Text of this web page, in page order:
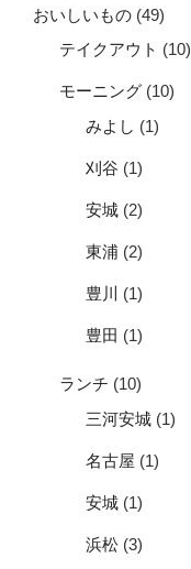
おいしいもの (49)
テイクアウト (10)
モーニング (10)
みよし (1)
刈谷 (1)
安城 (2)
東浦 (2)
豊川 (1)
豊田 (1)
ランチ (10)
三河安城 (1)
名古屋 (1)
安城 (1)
浜松 (3)